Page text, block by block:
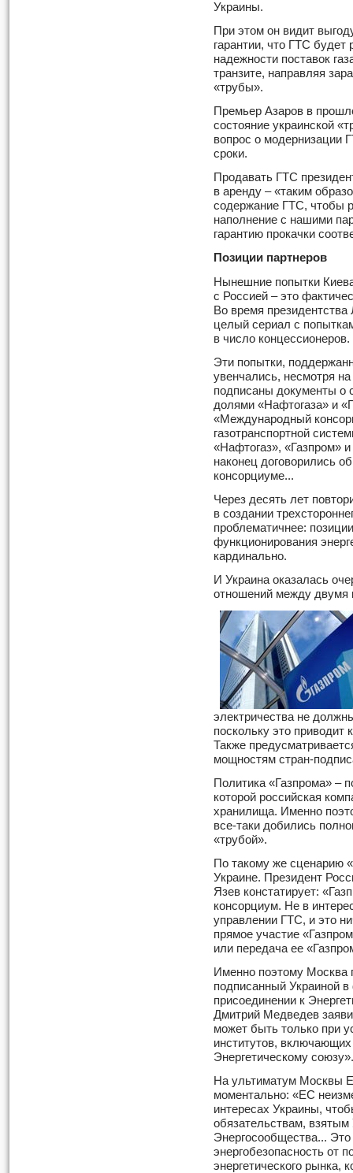
Украины.
При этом он видит
гарантии, что ГТС будет
надежности поставок
транзите, направляя
«трубы».
Премьер Азаров в
состояние украинской
вопрос о модернизации
сроки.
Продавать ГТС
в аренду – «таким
содержание ГТС, чтобы
наполнение с нашими
гарантию прокачки
Позиции партнеров
Нынешние попытки
с Россией – это
Во время
целый сериал с
в число концессионеров.
Эти попытки,
увенчались, несмотря
подписаны документы о
долями «Нафтогаза» и
«Международный
газотранспортной
«Нафтогаз», «Газпром»
наконец договорились
консорциуме...
Через десять лет
в создании
проблематичнее:
функционирования
кардинально.
И Украина оказалась
отношений между двумя
электричества не
поскольку это
Также
мощностям стран-
Политика «Газпрома» –
которой российская
хранилища. Именно
все-таки добились
«трубой».
По такому же сценарию
Украине. Президент
Язев констатирует:
консорциум. Не в
управлении ГТС, и это
прямое участие
или передача ее
Именно поэтому Москва
подписанный Украиной в
присоединении к
Дмитрий Медведев
может быть только при
институтов,
Энергетическому союзу».
На ультиматум Москвы
моментально: «ЕС
интересах Украины,
обязательствам, взятым
Энергосообщества...
энергобезопасность от
энергетического рынка,